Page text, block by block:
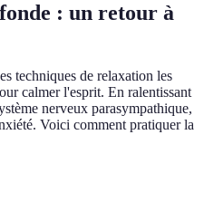
: un retour à
techniques de relaxation les
calmer l'esprit. En ralentissant
nerveux parasympathique,
Voici comment pratiquer la